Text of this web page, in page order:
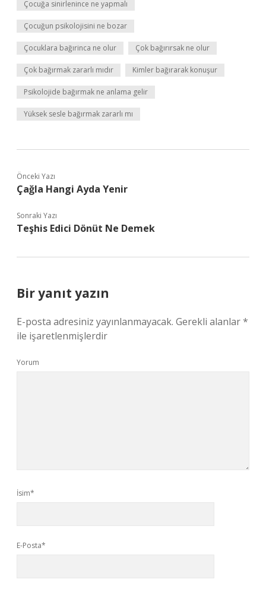
Çocuğa sinirlenince ne yapmalı
Çocuğun psikolojisini ne bozar
Çocuklara bağırinca ne olur Çok bağırırsak ne olur
Çok bağırmak zararlı mıdır Kimler bağırarak konuşur
Psikolojide bağırmak ne anlama gelir
Yüksek sesle bağırmak zararlı mı
Önceki Yazı
Çağla Hangi Ayda Yenir
Sonraki Yazı
Teşhis Edici Dönüt Ne Demek
Bir yanıt yazın
E-posta adresiniz yayınlanmayacak. Gerekli alanlar*
ile işaretlenmişlerdir
Yorum
İsim*
E-Posta*